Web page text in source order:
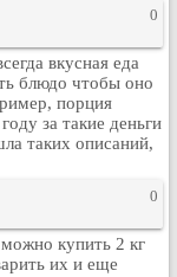
0
вкусная еда
блюдо чтобы оно
порция
за такие деньги
таких описаний,
0
купить 2 кг
их и еще